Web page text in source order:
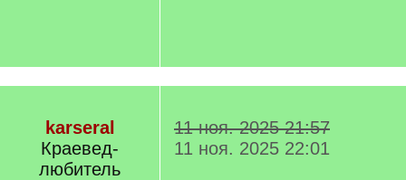
karseral
Краевед-
любитель
11 ноя. 2025 21:57
11 ноя. 2025 22:01